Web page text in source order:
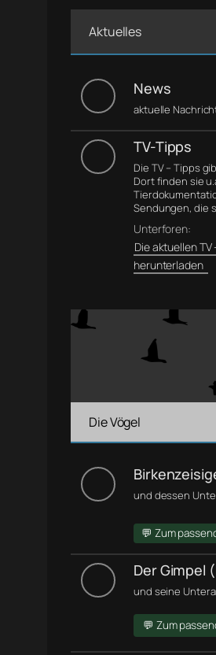
Aktuelles
News
aktuelle
TV-Tipps
Die TV – Tipps
Dort finden sie
Sendungen, die
Unterforen:
Die aktuellen TV
herunterladen
Die Vögel
und dessen
💬 Zum
Der Gimpel
und seine
💬 Zum